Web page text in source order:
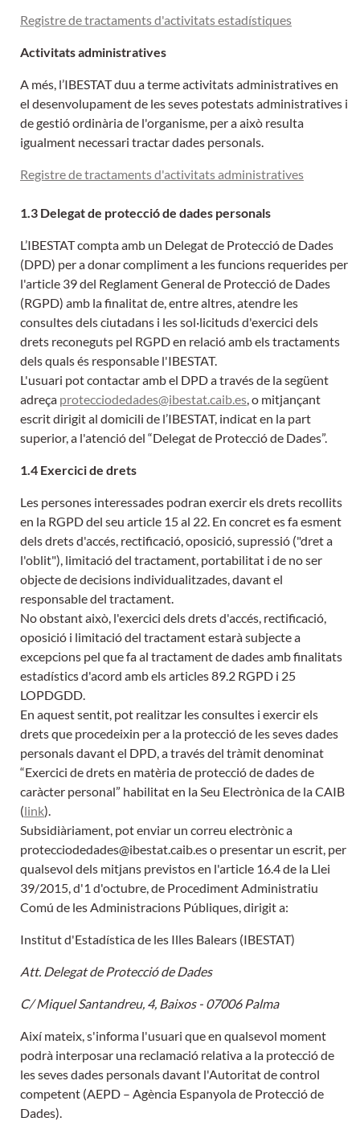
Registre de tractaments d'activitats estadístiques
Activitats administratives
A més, l’IBESTAT duu a terme activitats administratives en
el desenvolupament de les seves potestats administratives i
de gestió ordinària de l'organisme, per a això resulta
igualment necessari tractar dades personals.
Registre de tractaments d'activitats administratives
1.3 Delegat de protecció de dades personals
L’IBESTAT compta amb un Delegat de Protecció de Dades
(DPD) per a donar compliment a les funcions requerides per
l'article 39 del Reglament General de Protecció de Dades
(RGPD) amb la finalitat de, entre altres, atendre les
consultes dels ciutadans i les sol·licituds d'exercici dels
drets reconeguts pel RGPD en relació amb els tractaments
dels quals és responsable l'IBESTAT.
L'usuari pot contactar amb el DPD a través de la següent
adreça protecciodedades@ibestat.caib.es, o mitjançant
escrit dirigit al domicili de l’IBESTAT, indicat en la part
superior, a l'atenció del “Delegat de Protecció de Dades”.
1.4 Exercici de drets
Les persones interessades podran exercir els drets recollits
en la RGPD del seu article 15 al 22. En concret es fa esment
dels drets d'accés, rectificació, oposició, supressió ("dret a
l'oblit"), limitació del tractament, portabilitat i de no ser
objecte de decisions individualitzades, davant el
responsable del tractament.
No obstant això, l'exercici dels drets d'accés, rectificació,
oposició i limitació del tractament estarà subjecte a
excepcions pel que fa al tractament de dades amb finalitats
estadístics d'acord amb els articles 89.2 RGPD i 25
LOPDGDD.
En aquest sentit, pot realitzar les consultes i exercir els
drets que procedeixin per a la protecció de les seves dades
personals davant el DPD, a través del tràmit denominat
“Exercici de drets en matèria de protecció de dades de
caràcter personal” habilitat en la Seu Electrònica de la CAIB
(link).
Subsidiàriament, pot enviar un correu electrònic a
protecciodedades@ibestat.caib.es o presentar un escrit, per
qualsevol dels mitjans previstos en l'article 16.4 de la Llei
39/2015, d'1 d'octubre, de Procediment Administratiu
Comú de les Administracions Públiques, dirigit a:
Institut d'Estadística de les Illes Balears (IBESTAT)
Att. Delegat de Protecció de Dades
C/ Miquel Santandreu, 4, Baixos - 07006 Palma
Així mateix, s'informa l'usuari que en qualsevol moment
podrà interposar una reclamació relativa a la protecció de
les seves dades personals davant l'Autoritat de control
competent (AEPD – Agència Espanyola de Protecció de
Dades).